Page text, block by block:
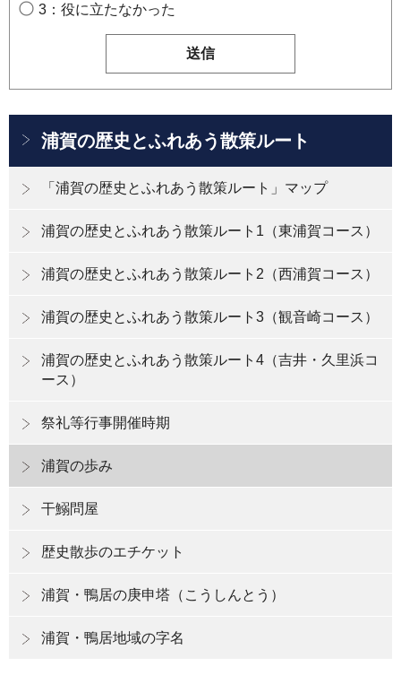
3：役に立たなかった
浦賀の歴史とふれあう散策ルート
「浦賀の歴史とふれあう散策ルート」マップ
浦賀の歴史とふれあう散策ルート1（東浦賀コース）
浦賀の歴史とふれあう散策ルート2（西浦賀コース）
浦賀の歴史とふれあう散策ルート3（観音崎コース）
浦賀の歴史とふれあう散策ルート4（吉井・久里浜コ
ース）
祭礼等行事開催時期
浦賀の歩み
干鰯問屋
歴史散歩のエチケット
浦賀・鴨居の庚申塔（こうしんとう）
浦賀・鴨居地域の字名